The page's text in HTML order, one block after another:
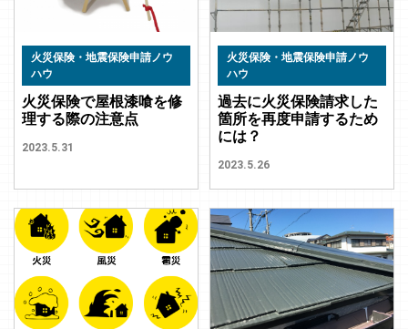
火災保険・地震保険申請ノウ
ハウ
火災保険で屋根漆喰を修
理する際の注意点
2023.5.31
火災保険・地震保険申請ノウ
ハウ
過去に火災保険請求した
箇所を再度申請するため
には？
2023.5.26